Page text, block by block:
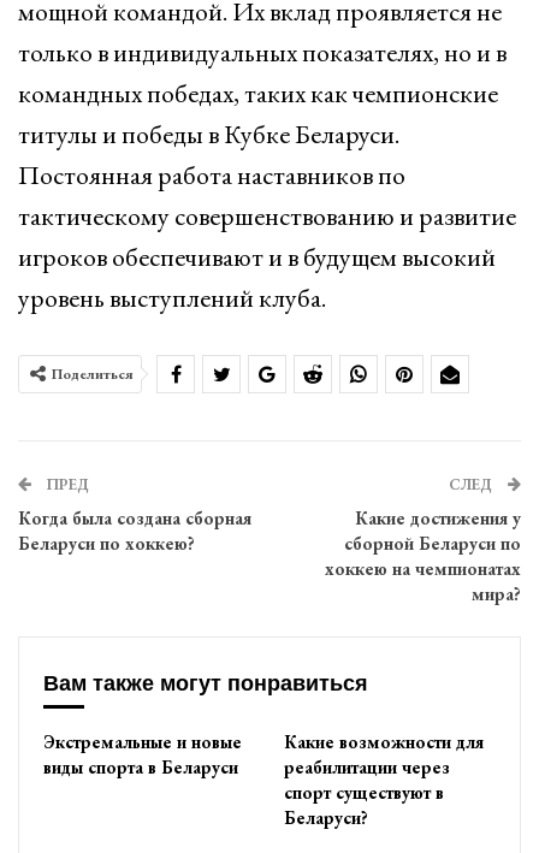
мощной командой. Их вклад проявляется не
только в индивидуальных показателях, но и в
командных победах, таких как чемпионские
титулы и победы в Кубке Беларуси.
Постоянная работа наставников по
тактическому совершенствованию и развитие
игроков обеспечивают и в будущем высокий
уровень выступлений клуба.
Поделиться
ПРЕД
Когда была создана сборная
Беларуси по хоккею?
СЛЕД
Какие достижения у
сборной Беларуси по
хоккею на чемпионатах
мира?
Вам также могут понравиться
Экстремальные и новые
виды спорта в Беларуси
Какие возможности для
реабилитации через
спорт существуют в
Беларуси?